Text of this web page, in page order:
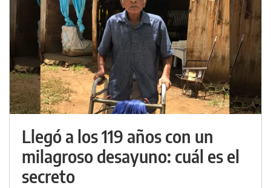
Llegó a los 119 años con un
milagroso desayuno: cuál es el
secreto